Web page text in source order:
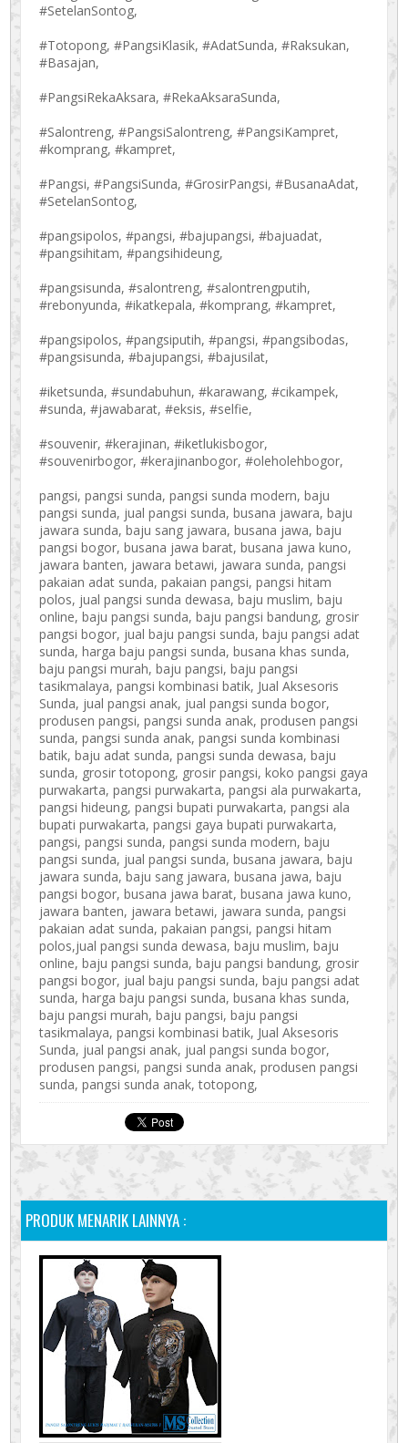
#SetelanSontog,
#Totopong, #PangsiKlasik, #AdatSunda, #Raksukan,
#Basajan,
#PangsiRekaAksara, #RekaAksaraSunda,
#Salontreng, #PangsiSalontreng, #PangsiKampret,
#komprang, #kampret,
#Pangsi, #PangsiSunda, #GrosirPangsi, #BusanaAdat,
#SetelanSontog,
#pangsipolos, #pangsi, #bajupangsi, #bajuadat,
#pangsihitam, #pangsihideung,
#pangsisunda, #salontreng, #salontrengputih,
#rebonyunda, #ikatkepala, #komprang, #kampret,
#pangsipolos, #pangsiputih, #pangsi, #pangsibodas,
#pangsisunda, #bajupangsi, #bajusilat,
#iketsunda, #sundabuhun, #karawang, #cikampek,
#sunda, #jawabarat, #eksis, #selfie,
#souvenir, #kerajinan, #iketlukisbogor,
#souvenirbogor, #kerajinanbogor, #oleholehbogor,
pangsi, pangsi sunda, pangsi sunda modern, baju
pangsi sunda, jual pangsi sunda, busana jawara, baju
jawara sunda, baju sang jawara, busana jawa, baju
pangsi bogor, busana jawa barat, busana jawa kuno,
jawara banten, jawara betawi, jawara sunda, pangsi
pakaian adat sunda, pakaian pangsi, pangsi hitam
polos, jual pangsi sunda dewasa, baju muslim, baju
online, baju pangsi sunda, baju pangsi bandung, grosir
pangsi bogor, jual baju pangsi sunda, baju pangsi adat
sunda, harga baju pangsi sunda, busana khas sunda,
baju pangsi murah, baju pangsi, baju pangsi
tasikmalaya, pangsi kombinasi batik, Jual Aksesoris
Sunda, jual pangsi anak, jual pangsi sunda bogor,
produsen pangsi, pangsi sunda anak, produsen pangsi
sunda, pangsi sunda anak, pangsi sunda kombinasi
batik, baju adat sunda, pangsi sunda dewasa, baju
sunda, grosir totopong, grosir pangsi, koko pangsi gaya
purwakarta, pangsi purwakarta, pangsi ala purwakarta,
pangsi hideung, pangsi bupati purwakarta, pangsi ala
bupati purwakarta, pangsi gaya bupati purwakarta,
pangsi, pangsi sunda, pangsi sunda modern, baju
pangsi sunda, jual pangsi sunda, busana jawara, baju
jawara sunda, baju sang jawara, busana jawa, baju
pangsi bogor, busana jawa barat, busana jawa kuno,
jawara banten, jawara betawi, jawara sunda, pangsi
pakaian adat sunda, pakaian pangsi, pangsi hitam
polos,jual pangsi sunda dewasa, baju muslim, baju
online, baju pangsi sunda, baju pangsi bandung, grosir
pangsi bogor, jual baju pangsi sunda, baju pangsi adat
sunda, harga baju pangsi sunda, busana khas sunda,
baju pangsi murah, baju pangsi, baju pangsi
tasikmalaya, pangsi kombinasi batik, Jual Aksesoris
Sunda, jual pangsi anak, jual pangsi sunda bogor,
produsen pangsi, pangsi sunda anak, produsen pangsi
sunda, pangsi sunda anak, totopong,
PRODUK MENARIK LAINNYA :